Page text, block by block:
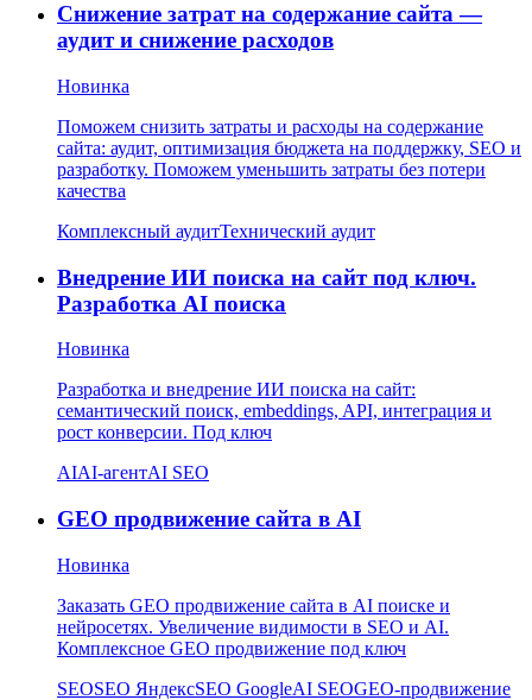
Снижение затрат на содержание сайта —
аудит и снижение расходов
Новинка
Поможем снизить затраты и расходы на содержание
сайта: аудит, оптимизация бюджета на поддержку, SEO и
разработку. Поможем уменьшить затраты без потери
качества
Комплексный аудитТехнический аудит
Внедрение ИИ поиска на сайт под ключ.
Разработка AI поиска
Новинка
Разработка и внедрение ИИ поиска на сайт:
семантический поиск, embeddings, API, интеграция и
рост конверсии. Под ключ
AIAI-агентAI SEO
GEO продвижение сайта в AI
Новинка
Заказать GEO продвижение сайта в AI поиске и
нейросетях. Увеличение видимости в SEO и AI.
Комплексное GEO продвижение под ключ
SEOSEO ЯндексSEO GoogleAI SEOGEO-продвижение